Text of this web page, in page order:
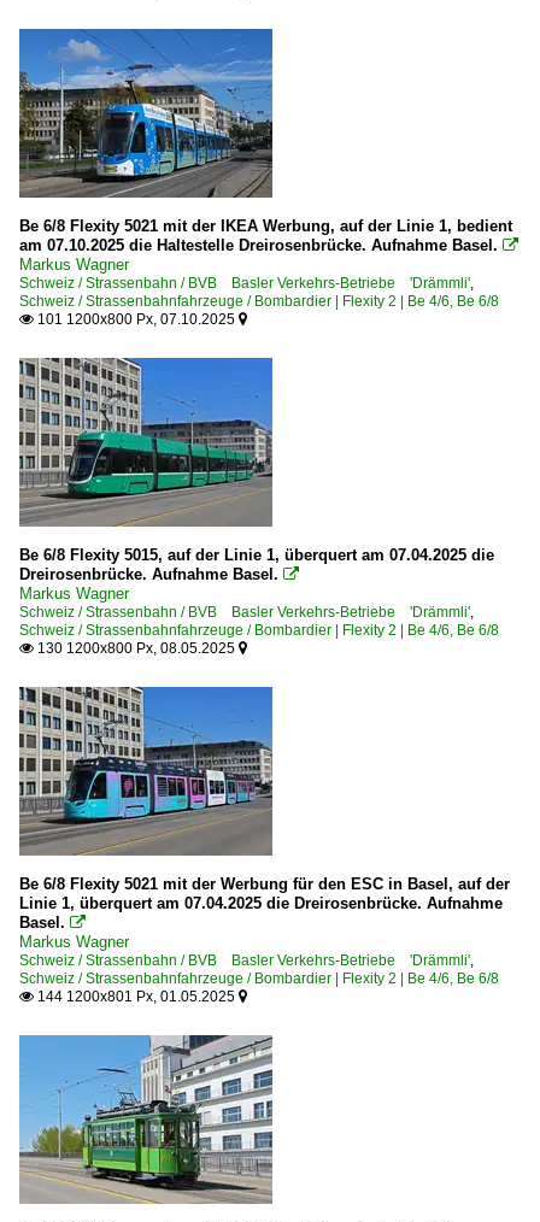
Be 6/8 Flexity 5021 mit der IKEA Werbung, auf der Linie 1, bedient
am 07.10.2025 die Haltestelle Dreirosenbrücke. Aufnahme Basel. 
Markus Wagner
Schweiz / Strassenbahn / BVB Basler Verkehrs-Betriebe 'Drämmli',
Schweiz / Strassenbahnfahrzeuge / Bombardier | Flexity 2 | Be 4/6, Be 6/8
 101 1200x800 Px, 07.10.2025 
Be 6/8 Flexity 5015, auf der Linie 1, überquert am 07.04.2025 die
Dreirosenbrücke. Aufnahme Basel. 
Markus Wagner
Schweiz / Strassenbahn / BVB Basler Verkehrs-Betriebe 'Drämmli',
Schweiz / Strassenbahnfahrzeuge / Bombardier | Flexity 2 | Be 4/6, Be 6/8
 130 1200x800 Px, 08.05.2025 
Be 6/8 Flexity 5021 mit der Werbung für den ESC in Basel, auf der
Linie 1, überquert am 07.04.2025 die Dreirosenbrücke. Aufnahme
Basel. 
Markus Wagner
Schweiz / Strassenbahn / BVB Basler Verkehrs-Betriebe 'Drämmli',
Schweiz / Strassenbahnfahrzeuge / Bombardier | Flexity 2 | Be 4/6, Be 6/8
 144 1200x801 Px, 01.05.2025 